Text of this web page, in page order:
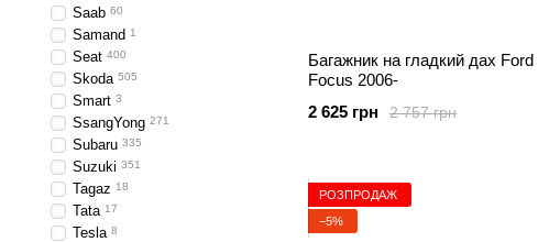
Багажник на гладкий дах Ford
Focus 2006-
2 757 грн
2 625 грн
РОЗПРОДАЖ
−5%
Saab 60
Samand 1
Seat 400
Skoda 505
Smart 3
SsangYong 271
Subaru 335
Suzuki 351
Tagaz 18
Tata 17
Tesla 8